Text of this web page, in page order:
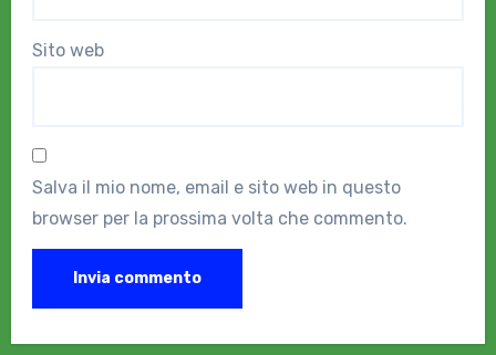
Sito web
Salva il mio nome, email e sito web in questo
browser per la prossima volta che commento.